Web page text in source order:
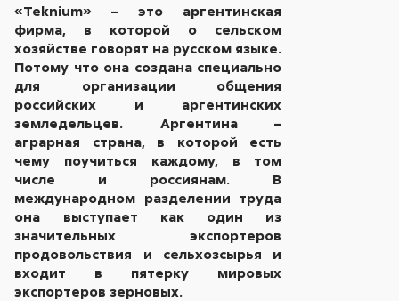
«Teknium» – это аргентинская
фирма, в которой о сельском
хозяйстве говорят на русском языке.
Потому что она создана специально
для организации общения
российских и аргентинских
земледельцев. Аргентина –
аграрная страна, в которой есть
чему поучиться каждому, в том
числе и россиянам. В
международном разделении труда
она выступает как один из
значительных экспортеров
продовольствия и сельхозсырья и
входит в пятерку мировых
экспортеров зерновых.